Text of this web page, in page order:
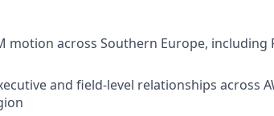
motion across Southern Europe, including
and field-level relationships across